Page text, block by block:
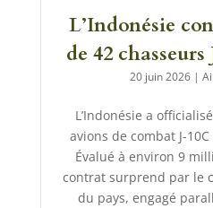
L’Indonésie
de 42
20 juin 2026 |
L’Indonésie a
avions de combat J-
Évalué à environ 9
contrat surprend par le
du pays, engagé